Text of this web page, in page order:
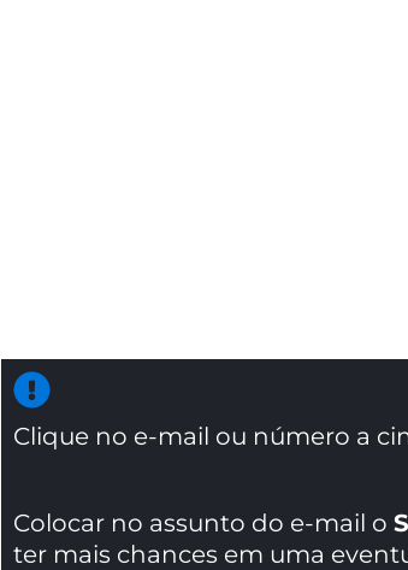
Clique no e-mail ou número a
Colocar no assunto do e-mail o
ter mais chances em uma